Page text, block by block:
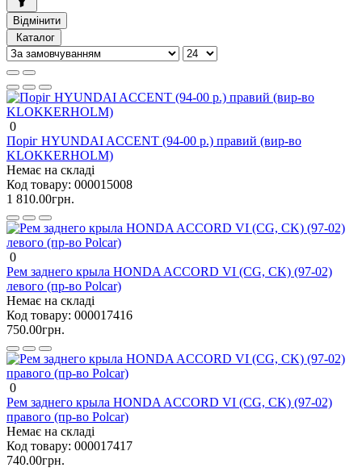
Відмінити
Каталог
0
Поріг HYUNDAI ACCENT (94-00 р.) правий (вир-во
KLOKKERHOLM)
Немає на складі
Код товару: 000015008
1 810.00грн.
0
Рем заднего крыла HONDA ACCORD VI (CG, CK) (97-02)
левого (пр-во Polcar)
Немає на складі
Код товару: 000017416
750.00грн.
0
Рем заднего крыла HONDA ACCORD VI (CG, CK) (97-02)
правого (пр-во Polcar)
Немає на складі
Код товару: 000017417
740.00грн.